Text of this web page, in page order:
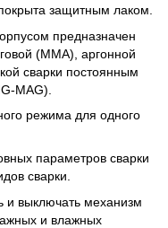
защитным лаком.
предназначен
(MMA), аргонной
сварки постоянным
MAG).
режима для одного
параметров сварки
сварки.
и выключать механизм
и влажных